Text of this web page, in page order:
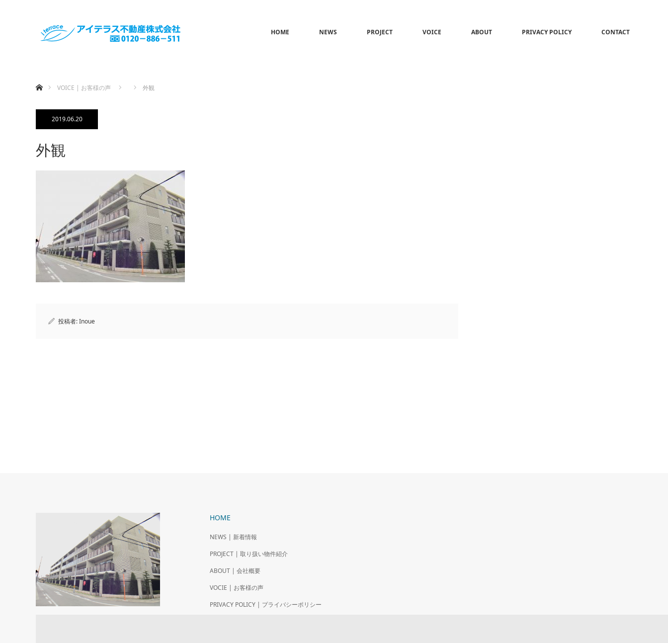
HOME NEWS PROJECT VOICE ABOUT PRIVACY POLICY CONTACT
VOICE | お客様の声
外観
2019.06.20
外観
投稿者:Inoue
HOME
NEWS | 新着情報
PROJECT | 取り扱い物件紹介
ABOUT | 会社概要
VOCIE | お客様の声
PRIVACY POLICY | プライバシーポリシー